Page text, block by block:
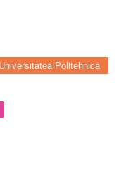
Universitatea Politehnica